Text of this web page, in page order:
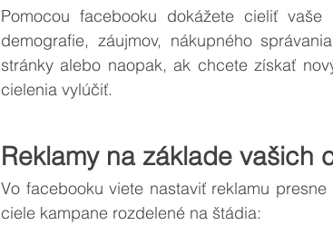
Pomocou facebooku dokážete cieliť
demografie, záujmov, nákupného
stránky alebo naopak, ak chcete získať
cielenia vylúčiť.
Reklamy na základe vašich
Vo facebooku viete nastaviť reklamu
ciele kampane rozdelené na štádia: